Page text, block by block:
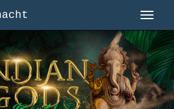
auf Schreibnacht.de
aktive Federschwinger-Community
Person, die gerne schreibt. Alter, Genre